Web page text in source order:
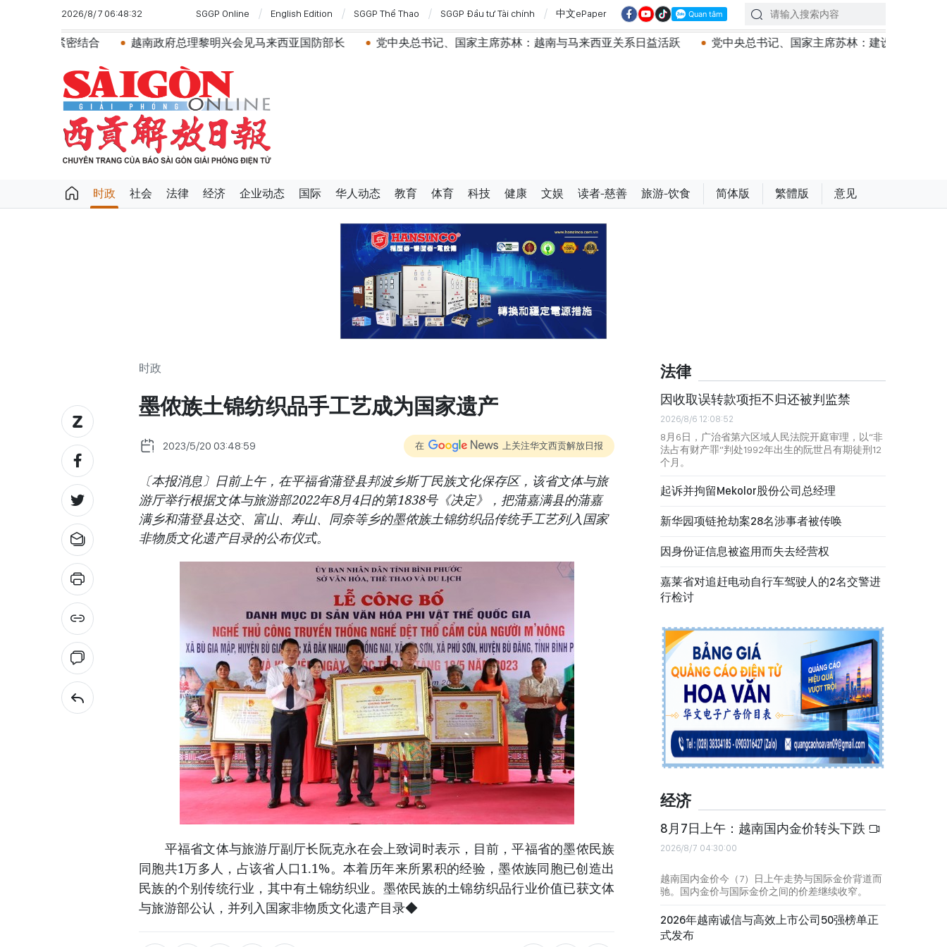
2026/8/7 06:48:32 SGGP Online English Edition SGGP Thể Thao SGGP Đầu tư Tài chính 中文ePaper
越南政府总理黎明兴会见马来西亚国防部长 党中央总书记、国家主席苏林：越南与马来西亚关系日益活跃 党中央总书记、国家主席苏林：建设一部科学严谨、简明精炼
时政 社会 法律 经济 企业动态 国际 华人动态 教育 体育 科技 健康 文娱 读者-慈善 旅游-饮食 简体版 繁體版 意见
时政
墨侬族土锦纺织品手工艺成为国家遗产
2023/5/20 03:48:59 在 上关注华文西贡解放日报
〔本报消息〕日前上午，在平福省蒲登县邦波乡斯丁民族文化保存区，该省文体与旅
游厅举行根据文体与旅游部2022年8月4日的第1838号《决定》，把蒲嘉满县的蒲嘉
满乡和蒲登县达交、富山、寿山、同奈等乡的墨侬族土锦纺织品传统手工艺列入国家
非物质文化遗产目录的公布仪式。
平福省文体与旅游厅副厅长阮克永在会上致词时表示，目前，平福省的墨侬民族
同胞共1万多人，占该省人口1.1%。本着历年来所累积的经验，墨侬族同胞已创造出
民族的个别传统行业，其中有土锦纺织业。墨侬民族的土锦纺织品行业价值已获文体
与旅游部公认，并列入国家非物质文化遗产目录◆
法律
因收取误转款项拒不归还被判监禁
2026/8/6 12:08:52
8月6日，广治省第六区域人民法院开庭审理，以“非
法占有财产罪”判处1992年出生的阮世吕有期徒刑12
个月。
起诉并拘留Mekolor股份公司总经理
新华园项链抢劫案28名涉事者被传唤
因身份证信息被盗用而失去经营权
嘉莱省对追赶电动自行车驾驶人的2名交警进
行检讨
经济
8月7日上午：越南国内金价转头下跌
2026/8/7 04:30:00
越南国内金价今（7）日上午走势与国际金价背道而
驰。国内金价与国际金价之间的价差继续收窄。
2026年越南诚信与高效上市公司50强榜单正
式发布